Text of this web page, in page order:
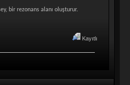
bir rezonans alanı oluşturur.
Kayıtlı